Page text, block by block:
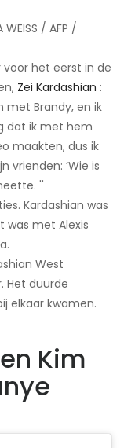
/ AFP /
het eerst in de
Zei Kardashian :
met Brandy, en ik
dat ik met hem
maakten, dus ik
vrienden: ‘Wie is
''
Kardashian was
was met Alexis
West
Het duurde
elkaar kwamen.
Kim